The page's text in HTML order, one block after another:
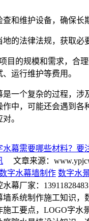
查和维护设备，确保长
地的法律法规，获取必
目的规模和需求，合
运行维护等费用。
是一个复杂的过程，涉
作中，可能还会遇到各
。
水幕需要哪些材料？要
文章来源：
字水幕墙制作 数字水
幕厂家：
系统制作施工知识，
工要点，LOGO字水